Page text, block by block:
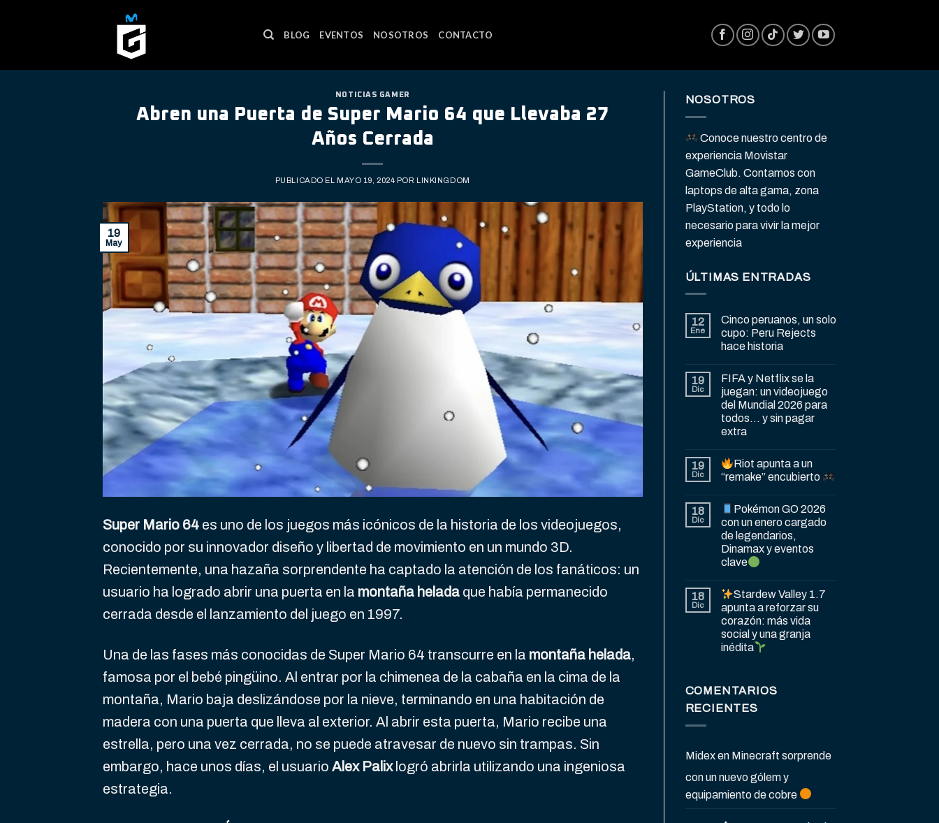
BLOG EVENTOS NOSOTROS CONTACTO
NOTICIAS GAMER
Abren una Puerta de Super Mario 64 que Llevaba 27
Años Cerrada
PUBLICADO EL MAYO 19, 2024 POR LINKINGDOM
19
May
Super Mario 64 es uno de los juegos más icónicos de la historia de los videojuegos,
conocido por su innovador diseño y libertad de movimiento en un mundo 3D.
Recientemente, una hazaña sorprendente ha captado la atención de los fanáticos: un
usuario ha logrado abrir una puerta en la montaña helada que había permanecido
cerrada desde el lanzamiento del juego en 1997.
Una de las fases más conocidas de Super Mario 64 transcurre en la montaña helada,
famosa por el bebé pingüino. Al entrar por la chimenea de la cabaña en la cima de la
montaña, Mario baja deslizándose por la nieve, terminando en una habitación de
madera con una puerta que lleva al exterior. Al abrir esta puerta, Mario recibe una
estrella, pero una vez cerrada, no se puede atravesar de nuevo sin trampas. Sin
embargo, hace unos días, el usuario Alex Palixlogró abrirla utilizando una ingeniosa
estrategia.
NOSOTROS
Conoce nuestro centro de
experiencia Movistar
GameClub. Contamos con
laptops de alta gama, zona
PlayStation, y todo lo
necesario para vivir la mejor
experiencia
ÚLTIMAS ENTRADAS
12
Ene
Cinco peruanos, un solo
cupo: Peru Rejects
hace historia
19
Dic
FIFA y Netflix se la
juegan: un videojuego
del Mundial 2026 para
todos… y sin pagar
extra
19
Dic
Riot apunta a un
“remake” encubierto
18
Dic
Pokémon GO 2026
con un enero cargado
de legendarios,
Dinamax y eventos
clave
18
Dic
Stardew Valley 1.7
apunta a reforzar su
corazón: más vida
social y una granja
inédita
COMENTARIOS
RECIENTES
Midexen Minecraft sorprende
con un nuevo gólem y
equipamiento de cobre